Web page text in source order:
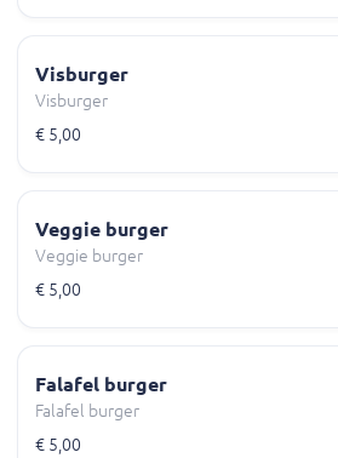
Visburger
Visburger
€ 5,00
Veggie burger
Veggie burger
€ 5,00
Falafel burger
Falafel burger
€ 5,00